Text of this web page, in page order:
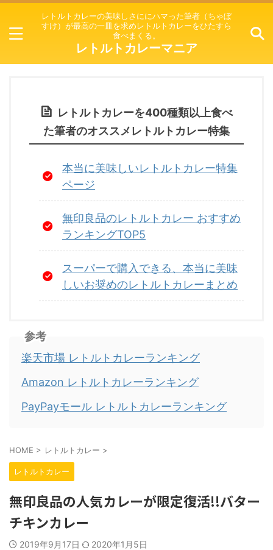
レトルトカレーの美味しさににハマった筆者（ちゃぼ
すけ）が最高の一皿を求めレトルトカレーをひたすら
食べまくる。
レトルトカレーマニア
レトルトカレーを400種類以上食べ
た筆者のオススメレトルトカレー特集
本当に美味しいレトルトカレー特集
ページ
無印良品のレトルトカレー おすすめ
ランキングTOP5
スーパーで購入できる、本当に美味
しいお奨めのレトルトカレーまとめ
参考
楽天市場 レトルトカレーランキング
Amazon レトルトカレーランキング
PayPayモール レトルトカレーランキング
HOME > レトルトカレー >
レトルトカレー
無印良品の人気カレーが限定復活!!バター
チキンカレー
2019年9月17日 2020年1月5日